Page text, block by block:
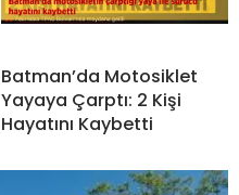
Batman’da Motosiklet
Yayaya Çarptı: 2 Kişi
Hayatını Kaybetti